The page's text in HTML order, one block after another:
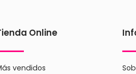
Online
vendidos